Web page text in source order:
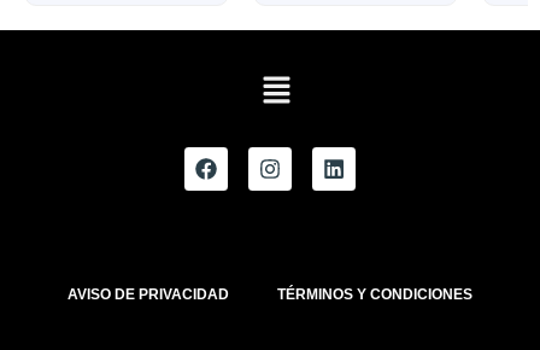
AVISO DE PRIVACIDAD TÉRMINOS Y CONDICIONES